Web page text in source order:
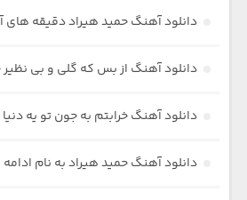
دانلود آهنگ حمید هیراد دقیقه های
دانلود آهنگ از بس که گلی و بی
دانلود آهنگ خرابتم به جون تو یه
دانلود آهنگ حمید هیراد به نام ادامه